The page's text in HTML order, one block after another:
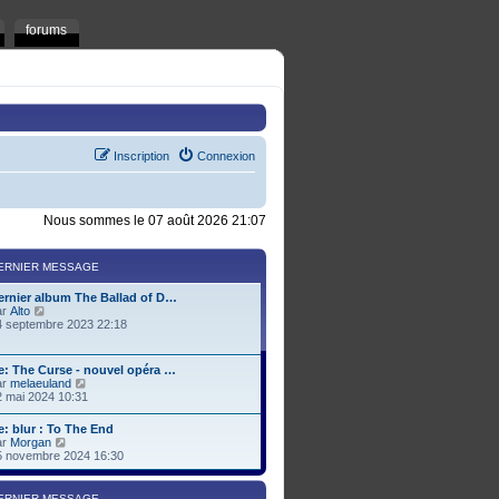
forums
Connexion
Inscription
Nous sommes le 07 août 2026 21:07
MESSAGE
album The Ballad of D…
Alto
o
l
t
e
r
l
e
d
e
r
septembre 2023 22:18
The Curse - nouvel opéra …
melaeuland
s
u
l
t
e
mai 2024 10:31
blur : To The End
Morgan
o
n
s
u
novembre 2024 16:30